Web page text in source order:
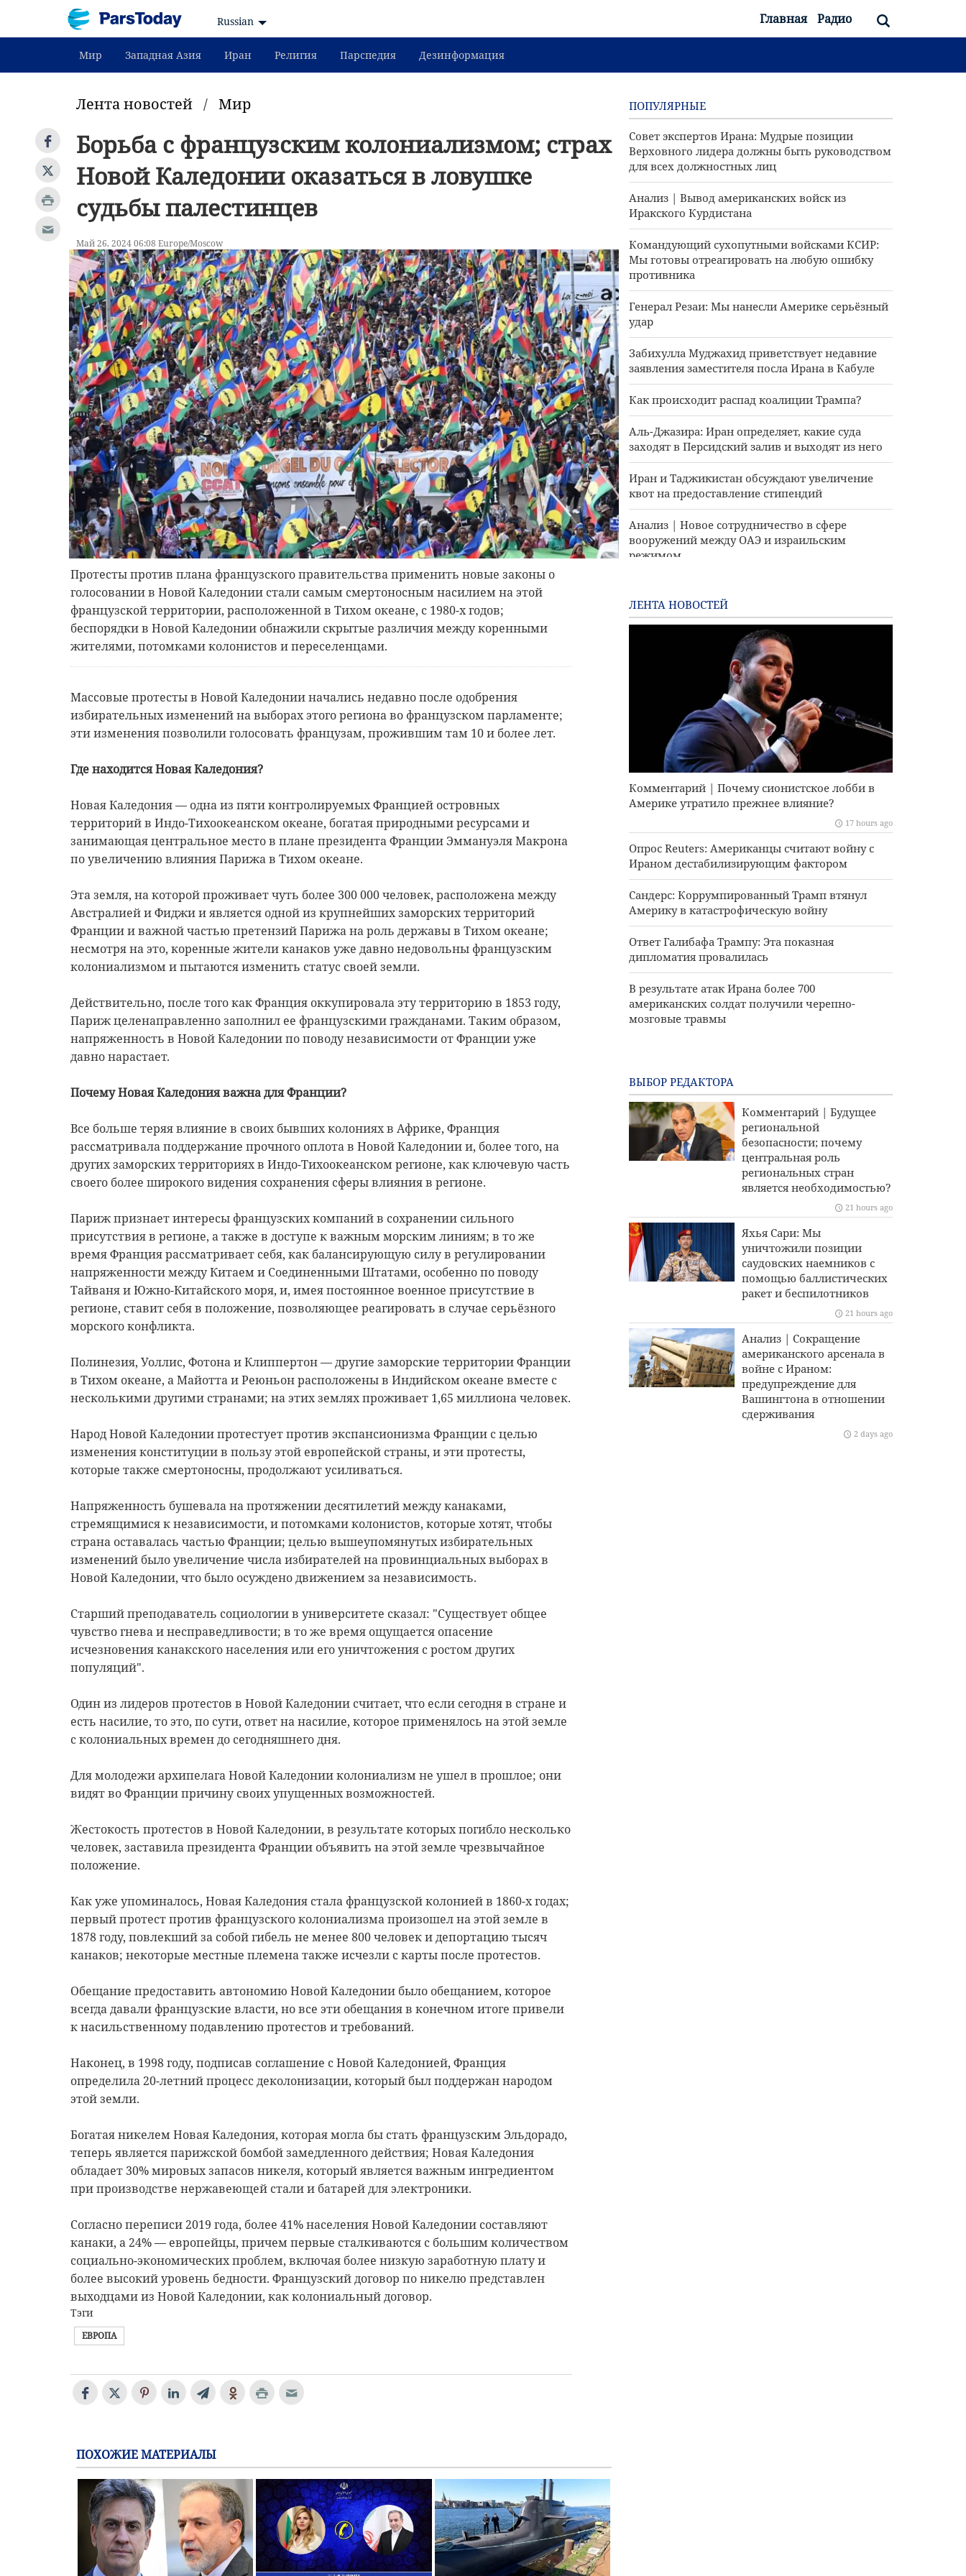
Russian Главная Радио
Мир Западная Азия Иран Религия Парспедия Дезинформация
Лента новостей / Мир
Борьба с французским колониализмом; страх
Новой Каледонии оказаться в ловушке
судьбы палестинцев
Май 26, 2024 06:08 Europe/Moscow
Протесты против плана французского правительства применить новые законы о
голосовании в Новой Каледонии стали самым смертоносным насилием на этой
французской территории, расположенной в Тихом океане, с 1980-х годов;
беспорядки в Новой Каледонии обнажили скрытые различия между коренными
жителями, потомками колонистов и переселенцами.
Массовые протесты в Новой Каледонии начались недавно после одобрения
избирательных изменений на выборах этого региона во французском парламенте;
эти изменения позволили голосовать французам, прожившим там 10 и более лет.
Где находится Новая Каледония?
Новая Каледония — одна из пяти контролируемых Францией островных
территорий в Индо-Тихоокеанском океане, богатая природными ресурсами и
занимающая центральное место в плане президента Франции Эммануэля Макрона
по увеличению влияния Парижа в Тихом океане.
Эта земля, на которой проживает чуть более 300 000 человек, расположена между
Австралией и Фиджи и является одной из крупнейших заморских территорий
Франции и важной частью претензий Парижа на роль державы в Тихом океане;
несмотря на это, коренные жители канаков уже давно недовольны французским
колониализмом и пытаются изменить статус своей земли.
Действительно, после того как Франция оккупировала эту территорию в 1853 году,
Париж целенаправленно заполнил ее французскими гражданами. Таким образом,
напряженность в Новой Каледонии по поводу независимости от Франции уже
давно нарастает.
Почему Новая Каледония важна для Франции?
Все больше теряя влияние в своих бывших колониях в Африке, Франция
рассматривала поддержание прочного оплота в Новой Каледонии и, более того, на
других заморских территориях в Индо-Тихоокеанском регионе, как ключевую часть
своего более широкого видения сохранения сферы влияния в регионе.
Париж признает интересы французских компаний в сохранении сильного
присутствия в регионе, а также в доступе к важным морским линиям; в то же
время Франция рассматривает себя, как балансирующую силу в регулировании
напряженности между Китаем и Соединенными Штатами, особенно по поводу
Тайваня и Южно-Китайского моря, и, имея постоянное военное присутствие в
регионе, ставит себя в положение, позволяющее реагировать в случае серьёзного
морского конфликта.
Полинезия, Уоллис, Фотона и Клиппертон — другие заморские территории Франции
в Тихом океане, а Майотта и Реюньон расположены в Индийском океане вместе с
несколькими другими странами; на этих землях проживает 1,65 миллиона человек.
Народ Новой Каледонии протестует против экспансионизма Франции с целью
изменения конституции в пользу этой европейской страны, и эти протесты,
которые также смертоносны, продолжают усиливаться.
Напряженность бушевала на протяжении десятилетий между канаками,
стремящимися к независимости, и потомками колонистов, которые хотят, чтобы
страна оставалась частью Франции; целью вышеупомянутых избирательных
изменений было увеличение числа избирателей на провинциальных выборах в
Новой Каледонии, что было осуждено движением за независимость.
Старший преподаватель социологии в университете сказал: "Существует общее
чувство гнева и несправедливости; в то же время ощущается опасение
исчезновения канакского населения или его уничтожения с ростом других
популяций".
Один из лидеров протестов в Новой Каледонии считает, что если сегодня в стране и
есть насилие, то это, по сути, ответ на насилие, которое применялось на этой земле
с колониальных времен до сегодняшнего дня.
Для молодежи архипелага Новой Каледонии колониализм не ушел в прошлое; они
видят во Франции причину своих упущенных возможностей.
Жестокость протестов в Новой Каледонии, в результате которых погибло несколько
человек, заставила президента Франции объявить на этой земле чрезвычайное
положение.
Как уже упоминалось, Новая Каледония стала французской колонией в 1860-х годах;
первый протест против французского колониализма произошел на этой земле в
1878 году, повлекший за собой гибель не менее 800 человек и депортацию тысяч
канаков; некоторые местные племена также исчезли с карты после протестов.
Обещание предоставить автономию Новой Каледонии было обещанием, которое
всегда давали французские власти, но все эти обещания в конечном итоге привели
к насильственному подавлению протестов и требований.
Наконец, в 1998 году, подписав соглашение с Новой Каледонией, Франция
определила 20-летний процесс деколонизации, который был поддержан народом
этой земли.
Богатая никелем Новая Каледония, которая могла бы стать французским Эльдорадо,
теперь является парижской бомбой замедленного действия; Новая Каледония
обладает 30% мировых запасов никеля, который является важным ингредиентом
при производстве нержавеющей стали и батарей для электроники.
Согласно переписи 2019 года, более 41% населения Новой Каледонии составляют
канаки, а 24% — европейцы, причем первые сталкиваются с большим количеством
социально-экономических проблем, включая более низкую заработную плату и
более высокий уровень бедности. Французский договор по никелю представлен
выходцами из Новой Каледонии, как колониальный договор.
Тэги
ЕВРОПА
ПОХОЖИЕ МАТЕРИАЛЫ
ПОПУЛЯРНЫЕ
Совет экспертов Ирана: Мудрые позиции
Верховного лидера должны быть руководством
для всех должностных лиц
Анализ | Вывод американских войск из
Иракского Курдистана
Командующий сухопутными войсками КСИР:
Мы готовы отреагировать на любую ошибку
противника
Генерал Резаи: Мы нанесли Америке серьёзный
удар
Забихулла Муджахид приветствует недавние
заявления заместителя посла Ирана в Кабуле
Как происходит распад коалиции Трампа?
Аль-Джазира: Иран определяет, какие суда
заходят в Персидский залив и выходят из него
Иран и Таджикистан обсуждают увеличение
квот на предоставление стипендий
Анализ | Новое сотрудничество в сфере
вооружений между ОАЭ и израильским
режимом
с Ираном
ЛЕНТА НОВОСТЕЙ
Комментарий | Почему сионистское лобби в
Америке утратило прежнее влияние?
17 hours ago
Опрос Reuters: Американцы считают войну с
Ираном дестабилизирующим фактором
Сандерс: Коррумпированный Трамп втянул
Америку в катастрофическую войну
Ответ Галибафа Трампу: Эта показная
дипломатия провалилась
В результате атак Ирана более 700
американских солдат получили черепно-
мозговые травмы
ВЫБОР РЕДАКТОРА
Комментарий | Будущее
региональной
безопасности; почему
центральная роль
региональных стран
является необходимостью?
21 hours ago
Яхья Сари: Мы
уничтожили позиции
саудовских наемников с
помощью баллистических
ракет и беспилотников
21 hours ago
Анализ | Сокращение
американского арсенала в
войне с Ираном:
предупреждение для
Вашингтона в отношении
сдерживания
2 days ago